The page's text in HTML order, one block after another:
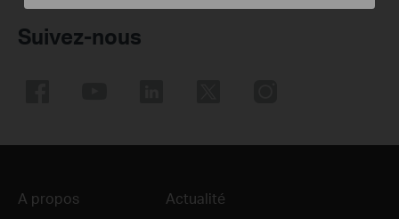
Suivez-nous
A propos Actualité